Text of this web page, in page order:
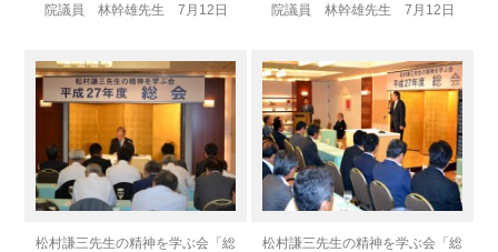
院議員 林幹雄先生 7月12日
院議員 林幹雄先生 7月12日
松村謙三先生の精神を学ぶ会「総
松村謙三先生の精神を学ぶ会「総